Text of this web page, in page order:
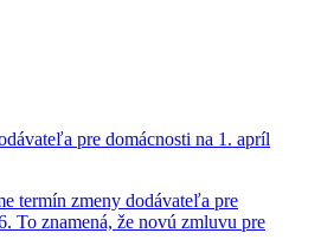
pre domácnosti na 1. apríl
termín zmeny dodávateľa pre
To znamená, že novú zmluvu pre